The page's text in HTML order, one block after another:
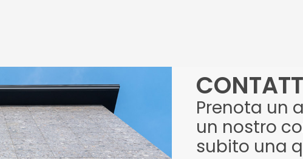
Prenota un
un nostro
subito una